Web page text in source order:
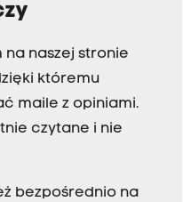
na naszej stronie
któremu
maile z opiniami.
czytane i nie
bezpośrednio na